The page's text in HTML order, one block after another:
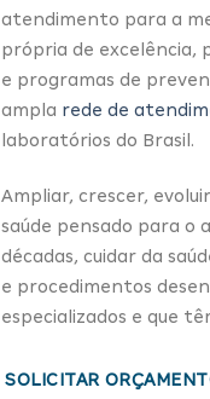
atendimento para a
própria de
e programas de
ampla rede de
laboratórios do Brasil.
Ampliar, crescer,
saúde pensado para o
décadas, cuidar da
e procedimentos
especializados e que
SOLICITAR